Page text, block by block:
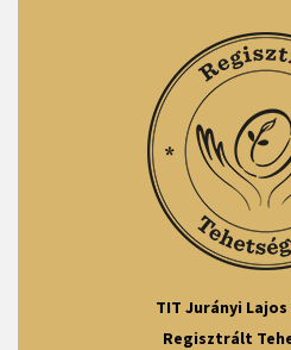
TIT Jurányi
Regisztrált